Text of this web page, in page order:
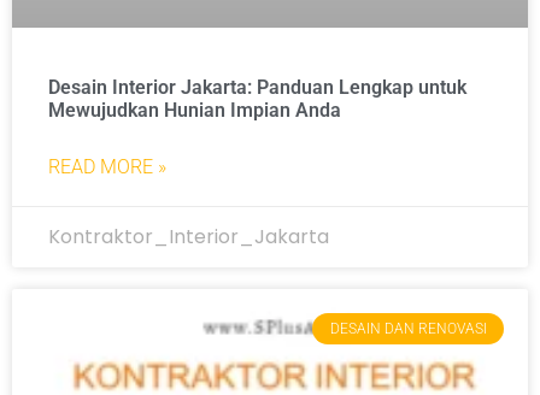
Desain Interior Jakarta: Panduan Lengkap untuk
Mewujudkan Hunian Impian Anda
READ MORE »
Kontraktor_Interior_Jakarta
DESAIN DAN RENOVASI